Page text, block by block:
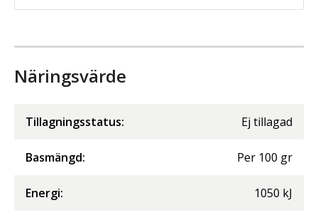
Näringsvärde
Tillagningsstatus: Ej tillagad
Basmängd: Per 100 gr
Energi: 1050 kJ